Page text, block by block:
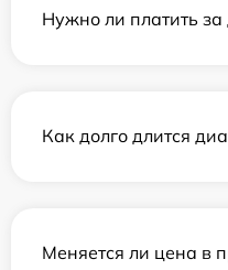
Нужно ли платить за
Как долго длится
Меняется ли цена в